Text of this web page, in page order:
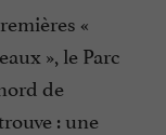
«
», le Parc
de
: une